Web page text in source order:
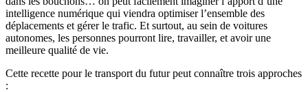
intelligence numérique qui viendra optimiser l’ensemble des
déplacements et gérer le trafic. Et surtout, au sein de voitures
autonomes, les personnes pourront lire, travailler, et avoir une
meilleure qualité de vie.
Cette recette pour le transport du futur peut connaître trois approches
: